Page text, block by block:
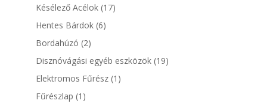
Késélező Acélok 1717
Hentes Bárdok 66
Bordahúzó 22
termék
Disznóvágási egyéb eszközök 1919
Elektromos Fűrész 1 1
Fűrészlap 1 1